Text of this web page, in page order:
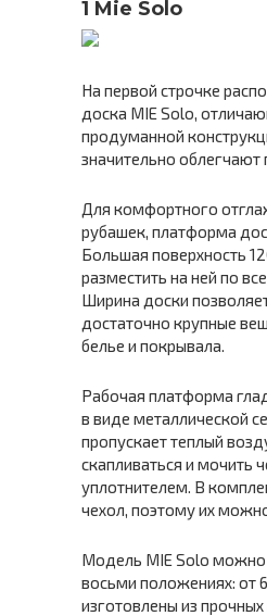
1 Mie Solo
На первой строчке
доска MIE Solo,
продуманной
значительно облегчают
Для комфортного
рубашек, платформа
Большая поверхность
разместить на ней по
Ширина доски
достаточно крупные
белье и покрывала.
Рабочая платформа
в виде металлической
пропускает теплый
скапливаться и мочить
уплотнителем. В
чехол, поэтому их
Модель MIE Solo можно
восьми положениях: от
изготовлены из